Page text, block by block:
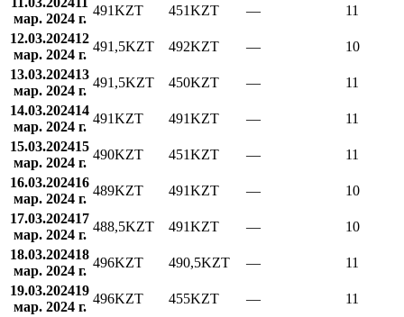
мар. 2024 г.
491KZT 451KZT —
11
12.03.202412
мар. 2024 г.
491,5KZT 492KZT —
10
13.03.202413
мар. 2024 г.
491,5KZT 450KZT —
11
14.03.202414
мар. 2024 г.
491KZT 491KZT —
11
15.03.202415
мар. 2024 г.
490KZT 451KZT —
11
16.03.202416
мар. 2024 г.
489KZT 491KZT —
10
17.03.202417
мар. 2024 г.
488,5KZT 491KZT —
10
18.03.202418
мар. 2024 г.
496KZT 490,5KZT —
11
19.03.202419
мар. 2024 г.
496KZT 455KZT —
11